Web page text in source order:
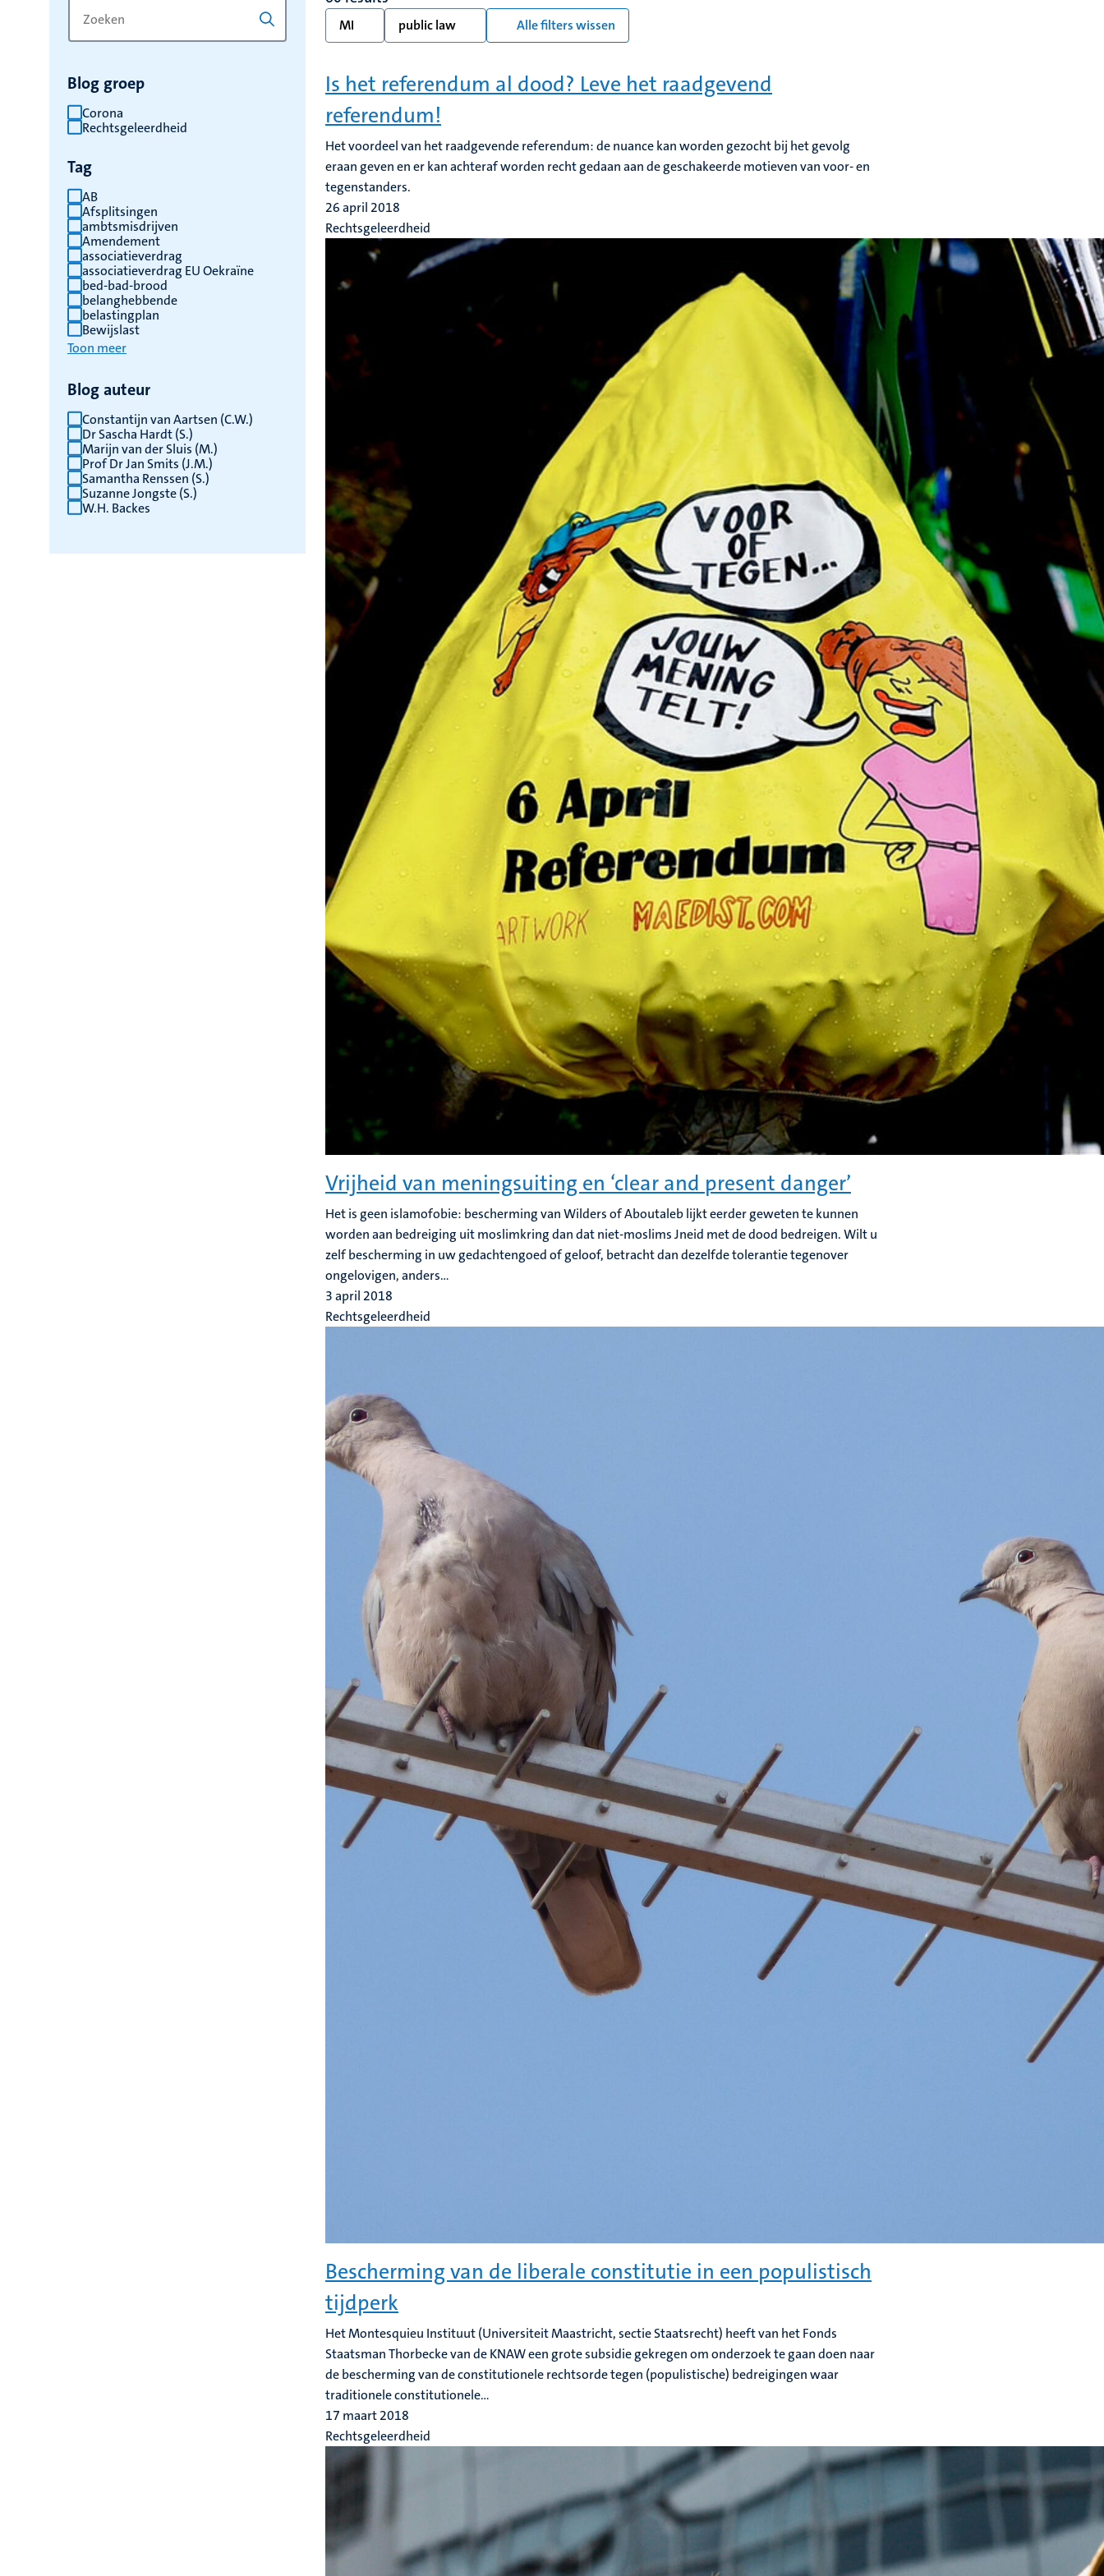
trefwoord
trefwoord
resultaten
vernieuwen
Blog groep
Corona
Rechtsgeleerdheid
Tag
AB
Afsplitsingen
ambtsmisdrijven
Amendement
associatieverdrag
associatieverdrag EU Oekraïne
bed-bad-brood
belanghebbende
belastingplan
Bewijslast
Toon meer
Blog auteur
Constantijn van Aartsen (C.W.)
Dr Sascha Hardt (S.)
Marijn van der Sluis (M.)
Prof Dr Jan Smits (J.M.)
Samantha Renssen (S.)
Suzanne Jongste (S.)
W.H. Backes
MI public law Alle filters wissen
Is het referendum al dood? Leve het raadgevend
referendum!
Het voordeel van het raadgevende referendum: de nuance kan worden gezocht bij het gevolg
eraan geven en er kan achteraf worden recht gedaan aan de geschakeerde motieven van voor- en
tegenstanders.
26 april 2018
Rechtsgeleerdheid
Vrijheid van meningsuiting en ‘clear and present danger’
Het is geen islamofobie: bescherming van Wilders of Aboutaleb lijkt eerder geweten te kunnen
worden aan bedreiging uit moslimkring dan dat niet-moslims Jneid met de dood bedreigen. Wilt u
zelf bescherming in uw gedachtengoed of geloof, betracht dan dezelfde tolerantie tegenover
ongelovigen, anders...
3 april 2018
Rechtsgeleerdheid
Bescherming van de liberale constitutie in een populistisch
tijdperk
Het Montesquieu Instituut (Universiteit Maastricht, sectie Staatsrecht) heeft van het Fonds
Staatsman Thorbecke van de KNAW een grote subsidie gekregen om onderzoek te gaan doen naar
de bescherming van de constitutionele rechtsorde tegen (populistische) bedreigingen waar
traditionele constitutionele...
17 maart 2018
Rechtsgeleerdheid